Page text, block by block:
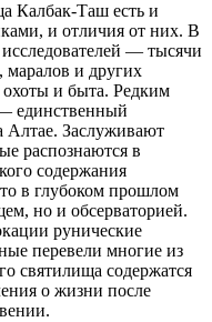
Калбак-Таш есть и
и отличия от них. В
— тысячи
маралов и других
и быта. Редким
единственный
Заслуживают
распознаются в
содержания
в глубоком прошлом
но и обсерваторией.
рунические
перевели многие из
святилища содержатся
о жизни после